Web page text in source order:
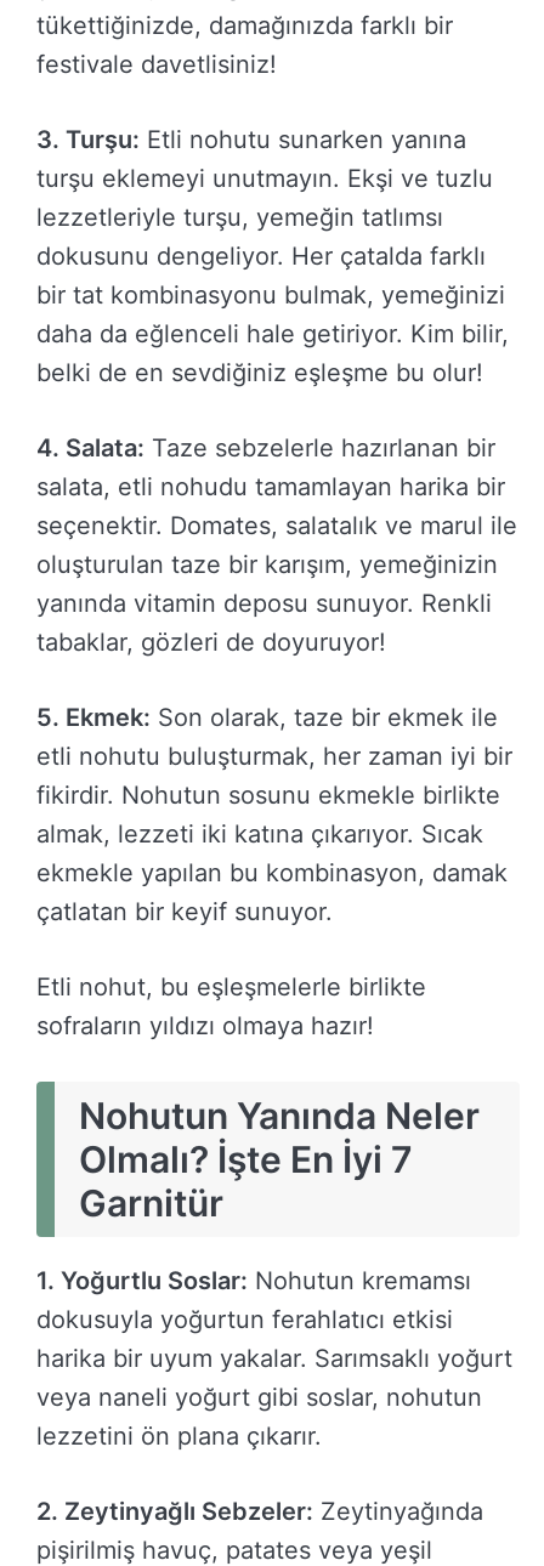
tükettiğinizde, damağınızda farklı bir
festivale davetlisiniz!
3. Turşu: Etli nohutu sunarken yanına
turşu eklemeyi unutmayın. Ekşi ve tuzlu
lezzetleriyle turşu, yemeğin tatlımsı
dokusunu dengeliyor. Her çatalda farklı
bir tat kombinasyonu bulmak, yemeğinizi
daha da eğlenceli hale getiriyor. Kim bilir,
belki de en sevdiğiniz eşleşme bu olur!
4. Salata: Taze sebzelerle hazırlanan bir
salata, etli nohudu tamamlayan harika bir
seçenektir. Domates, salatalık ve marul ile
oluşturulan taze bir karışım, yemeğinizin
yanında vitamin deposu sunuyor. Renkli
tabaklar, gözleri de doyuruyor!
5. Ekmek: Son olarak, taze bir ekmek ile
etli nohutu buluşturmak, her zaman iyi bir
fikirdir. Nohutun sosunu ekmekle birlikte
almak, lezzeti iki katına çıkarıyor. Sıcak
ekmekle yapılan bu kombinasyon, damak
çatlatan bir keyif sunuyor.
Etli nohut, bu eşleşmelerle birlikte
sofraların yıldızı olmaya hazır!
Nohutun Yanında Neler
Olmalı? İşte En İyi 7
Garnitür
1. Yoğurtlu Soslar: Nohutun kremamsı
dokusuyla yoğurtun ferahlatıcı etkisi
harika bir uyum yakalar. Sarımsaklı yoğurt
veya naneli yoğurt gibi soslar, nohutun
lezzetini ön plana çıkarır.
2. Zeytinyağlı Sebzeler: Zeytinyağında
pişirilmiş havuç, patates veya yeşil